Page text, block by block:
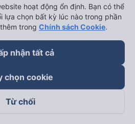
keyboard_arrow_down
hoạt động ổn định. Bạn có thể
lựa chọn bất kỳ lúc nào trong phần
trong Chính sách Cookie.
nhận tất cả
chọn cookie
Từ chối